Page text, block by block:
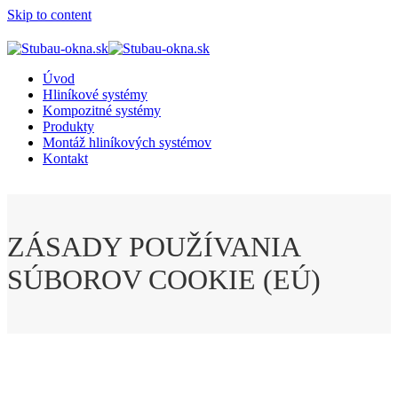
Skip to content
Úvod
Hliníkové systémy
Kompozitné systémy
Produkty
Montáž hliníkových systémov
Kontakt
ZÁSADY POUŽÍVANIA
SÚBOROV COOKIE (EÚ)